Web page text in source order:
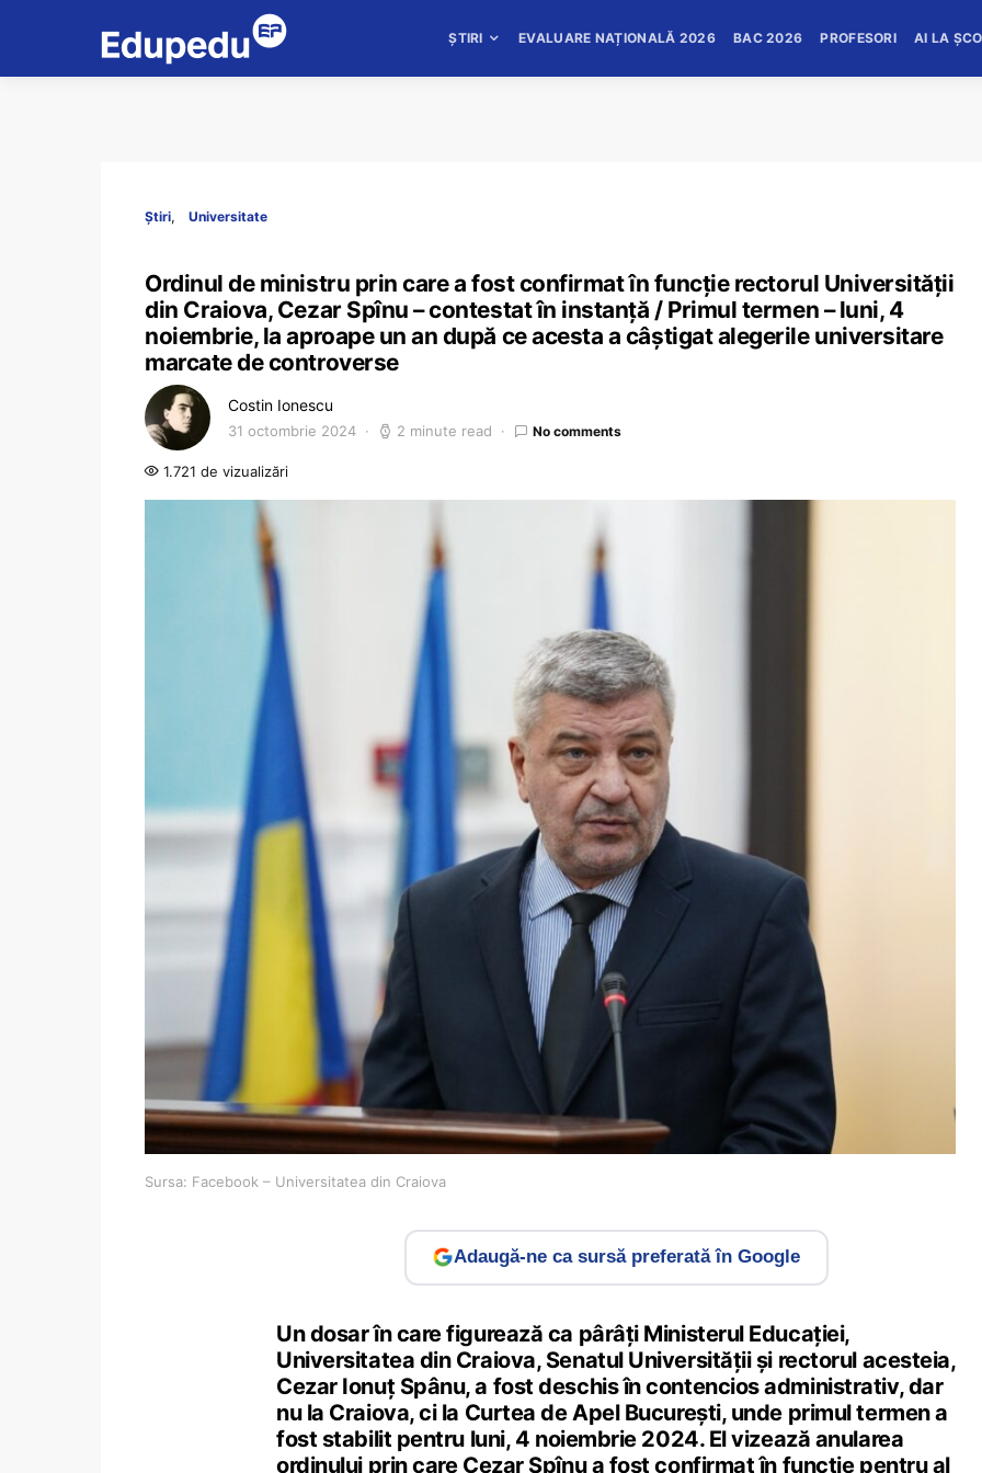
ȘTIRI EVALUARE NAȚIONALĂ 2026 BAC 2026 PROFESORI AI LA
Știri Universitate
Ordinul de ministru prin care a fost confirmat în funcție rectorul Universității
din Craiova, Cezar Spînu – contestat în instanță / Primul termen – luni, 4
noiembrie, la aproape un an după ce acesta a câștigat alegerile universitare
marcate de controverse
Costin Ionescu
31 octombrie 2024 2 minute read No comments
1.721 de vizualizări
Sursa: Facebook – Universitatea din Craiova
Adaugă-ne ca sursă preferată în Google
Un dosar în care figurează ca pârâți Ministerul Educației,
Universitatea din Craiova, Senatul Universității și rectorul acesteia,
Cezar Ionuț Spânu, a fost deschis în contencios administrativ, dar
nu la Craiova, ci la Curtea de Apel București, unde primul termen a
fost stabilit pentru luni, 4 noiembrie 2024. El vizează anularea
ordinului prin care Cezar Spînu a fost confirmat în funcție pentru al